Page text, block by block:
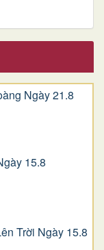
Ngày 21.8
15.8
Trời Ngày 15.8